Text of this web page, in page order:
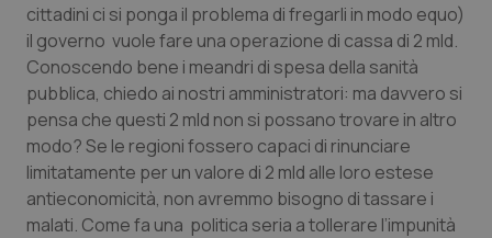
Quotidiano Pediatria
Rene & patologie urogenitali
Salute orale & impianti
Sangue & coagulazione
cittadini ci si ponga il problema di fregarli in modo equo)
il governo vuole fare una operazione di cassa di 2 mld.
Conoscendo bene i meandri di spesa della sanità
pubblica, chiedo ai nostri amministratori: ma davvero si
pensa che questi 2 mld non si possano trovare in altro
modo? Se le regioni fossero capaci di rinunciare
limitatamente per un valore di 2 mld alle loro estese
antieconomicità, non avremmo bisogno di tassare i
malati. Come fa una politica seria a tollerare l’impunità